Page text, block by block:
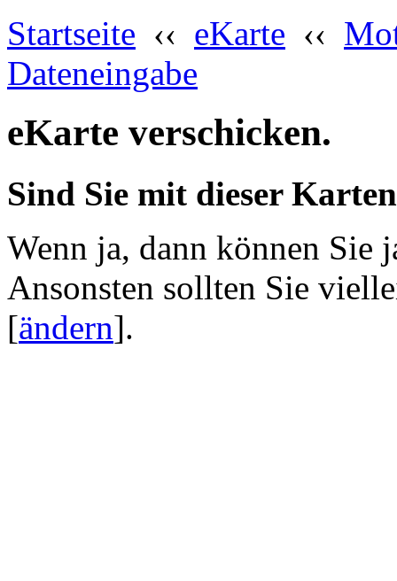
Startseite ‹‹ eKarte ‹‹
Dateneingabe
eKarte verschicken.
Sind Sie mit dieser
Wenn ja, dann können Sie
Ansonsten sollten Sie
[ändern].